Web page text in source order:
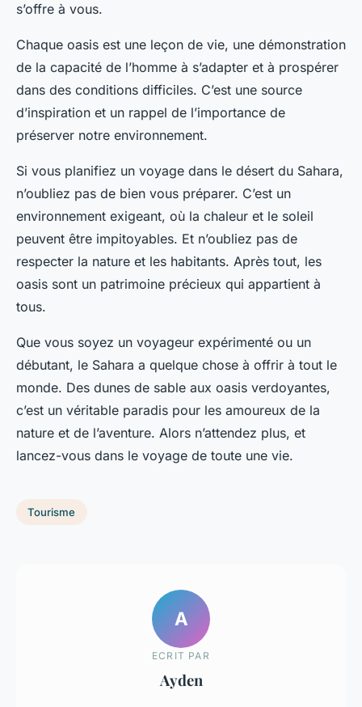
s’offre à vous.
Chaque oasis est une leçon de vie, une démonstration
de la capacité de l’homme à s’adapter et à prospérer
dans des conditions difficiles. C’est une source
d’inspiration et un rappel de l’importance de
préserver notre environnement.
Si vous planifiez un voyage dans le désert du Sahara,
n’oubliez pas de bien vous préparer. C’est un
environnement exigeant, où la chaleur et le soleil
peuvent être impitoyables. Et n’oubliez pas de
respecter la nature et les habitants. Après tout, les
oasis sont un patrimoine précieux qui appartient à
tous.
Que vous soyez un voyageur expérimenté ou un
débutant, le Sahara a quelque chose à offrir à tout le
monde. Des dunes de sable aux oasis verdoyantes,
c’est un véritable paradis pour les amoureux de la
nature et de l’aventure. Alors n’attendez plus, et
lancez-vous dans le voyage de toute une vie.
Tourisme
A
ECRIT PAR
Ayden